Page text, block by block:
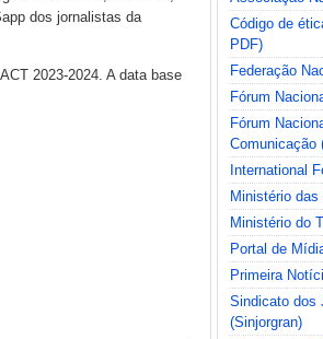
dos jornalistas da
2023-2024. A data base
Código de
PDF)
Federação
Fórum
Fórum
Comunicação
International
Ministério
Ministério do
Portal de
Primeira
Sindicato dos
(Sinjorgran)